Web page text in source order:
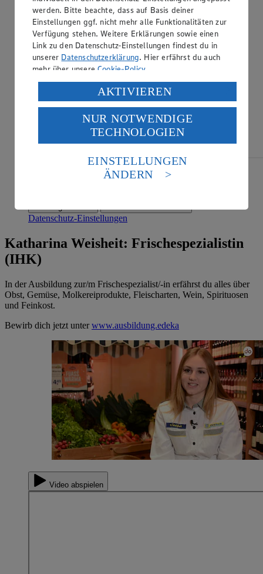
Möchtest du von YouTube bereitgestellte externe
Datenschutz-Einstellungen
Katharina Weisheit: Frischespezialistin
(IHK)
In der Ausbildung zur/m Frischespezialist/-in erfährst du alles über
Obst, Gemüse, Molkereiprodukte, Fleischarten, Wein, Spirituosen
und Feinkost.
Bewirb dich jetzt unter www.ausbildung.edeka
Video abspielen
werden. Bitte beachte, dass auf Basis deiner
Einstellungen ggf. nicht mehr alle Funktionalitäten zur
Verfügung stehen. Weitere Erklärungen sowie einen
Link zu den Datenschutz-Einstellungen findest du in
unserer Datenschutzerklärung. Hier erfährst du auch
mehr über unsereCookie-Policy.
Verarbeitung deiner personenbezogenen Daten in den
USA durch Facebook und YouTube:
Wenn du auf „Aktivieren“ klickst, willigst du im Sinne
des Art. 49 Abs. 1 Satz 1 lit. a) DSGVO ein, dass deine
Daten in den USA verarbeitet werden. Der EuGH sieht
die USA als Land mit einem nach europäischen
Standards nicht angemessenen Datenschutzniveau an.
Es besteht das Risiko eines Zugriffs durch US-
Informationen zum Herausgeber der Seite findest du
imImpressum
AKTIVIEREN
NUR NOTWENDIGE
TECHNOLOGIEN
EINSTELLUNGEN
ÄNDERN